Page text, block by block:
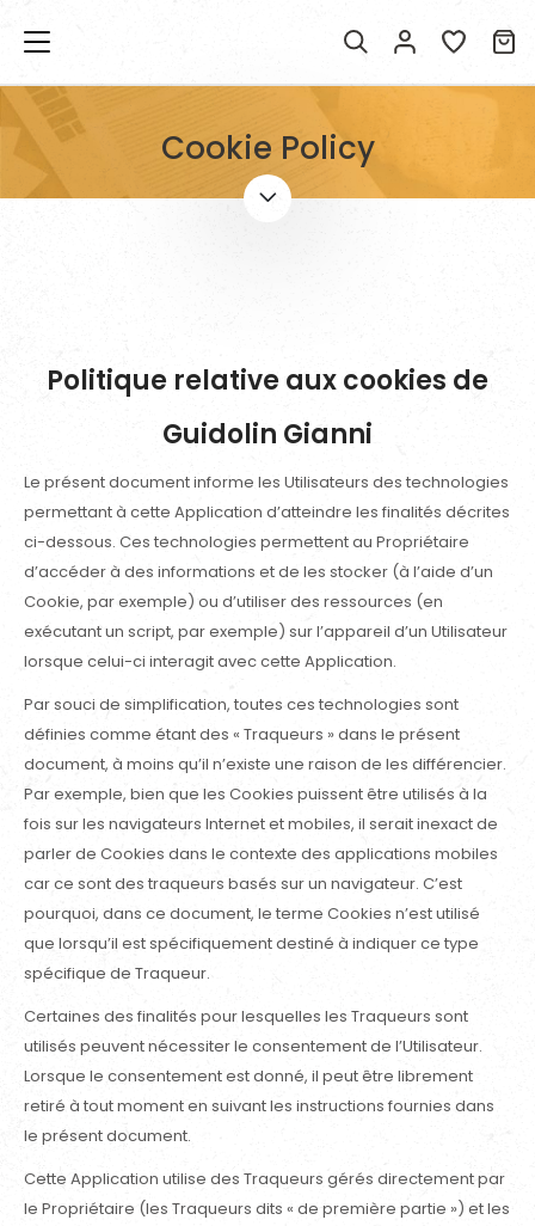
Cookie Policy
Politique relative aux cookies de
Guidolin Gianni
Le présent document informe les Utilisateurs des technologies
permettant à cette Application d’atteindre les finalités décrites
ci-dessous. Ces technologies permettent au Propriétaire
d’accéder à des informations et de les stocker (à l’aide d’un
Cookie, par exemple) ou d’utiliser des ressources (en
exécutant un script, par exemple) sur l’appareil d’un Utilisateur
lorsque celui-ci interagit avec cette Application.
Par souci de simplification, toutes ces technologies sont
définies comme étant des « Traqueurs » dans le présent
document, à moins qu’il n’existe une raison de les différencier.
Par exemple, bien que les Cookies puissent être utilisés à la
fois sur les navigateurs Internet et mobiles, il serait inexact de
parler de Cookies dans le contexte des applications mobiles
car ce sont des traqueurs basés sur un navigateur. C’est
pourquoi, dans ce document, le terme Cookies n’est utilisé
que lorsqu’il est spécifiquement destiné à indiquer ce type
spécifique de Traqueur.
Certaines des finalités pour lesquelles les Traqueurs sont
utilisés peuvent nécessiter le consentement de l’Utilisateur.
Lorsque le consentement est donné, il peut être librement
retiré à tout moment en suivant les instructions fournies dans
le présent document.
Cette Application utilise des Traqueurs gérés directement par
le Propriétaire (les Traqueurs dits « de première partie ») et les